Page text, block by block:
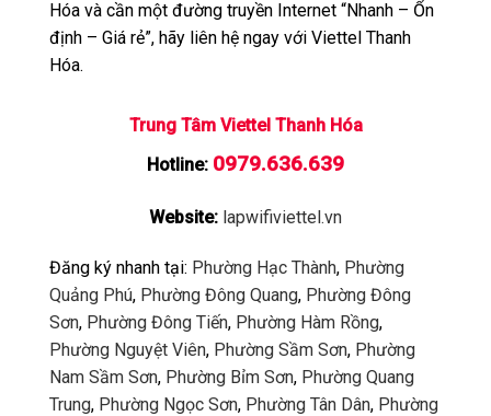
Hóa và cần một đường truyền Internet “Nhanh – Ổn
định – Giá rẻ”, hãy liên hệ ngay với Viettel Thanh
Hóa.
Trung Tâm Viettel Thanh Hóa
Hotline: 0979.636.639
Website: lapwifiviettel.vn
Đăng ký nhanh tại: Phường Hạc Thành, Phường
Quảng Phú, Phường Đông Quang, Phường Đông
Sơn, Phường Đông Tiến, Phường Hàm Rồng,
Phường Nguyệt Viên, Phường Sầm Sơn, Phường
Nam Sầm Sơn, Phường Bỉm Sơn, Phường Quang
Trung, Phường Ngọc Sơn, Phường Tân Dân, Phường